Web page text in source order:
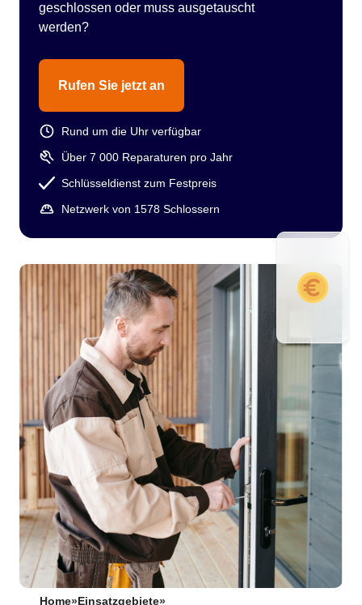
geschlossen oder muss ausgetauscht
werden?
Rufen Sie jetzt an
Rund um die Uhr verfügbar
Über 7 000 Reparaturen pro Jahr
Schlüsseldienst zum Festpreis
Netzwerk von 1578 Schlossern
Home» Einsatzgebiete»